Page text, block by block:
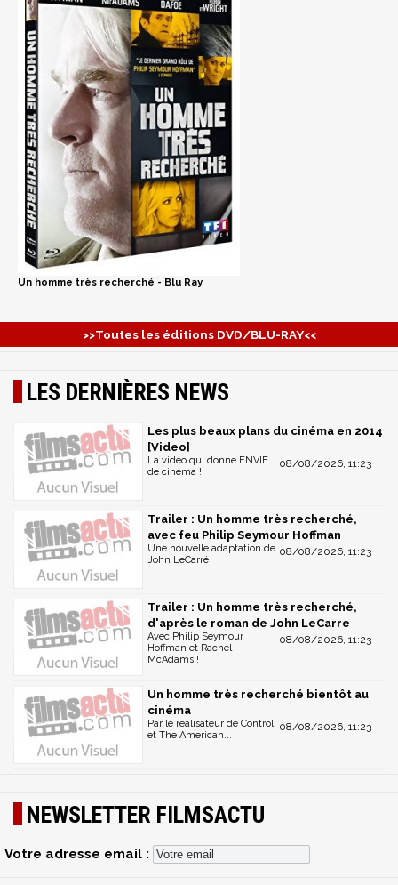
Un homme très recherché - Blu Ray
>>Toutes les éditions DVD/BLU-RAY<<
LES DERNIÈRES NEWS
Les plus beaux plans du cinéma en 2014
[Video]
08/08/2026, 11:23
La vidéo qui donne ENVIE
de cinéma !
Trailer : Un homme très recherché,
avec feu Philip Seymour Hoffman
08/08/2026, 11:23
Une nouvelle adaptation de
John LeCarré
Trailer : Un homme très recherché,
d'après le roman de John LeCarre
08/08/2026, 11:23
Avec Philip Seymour
Hoffman et Rachel
McAdams !
Un homme très recherché bientôt au
cinéma
08/08/2026, 11:23
Par le réalisateur de Control
et The American...
NEWSLETTER FILMSACTU
Votre adresse email :